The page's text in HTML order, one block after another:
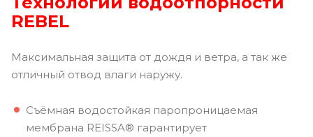
REBEL
Максимальная защита от дождя и ветра, а так же
отличный отвод влаги наружу.
Съёмная водостойкая паропроницаемая
мембрана REISSA® гарантирует